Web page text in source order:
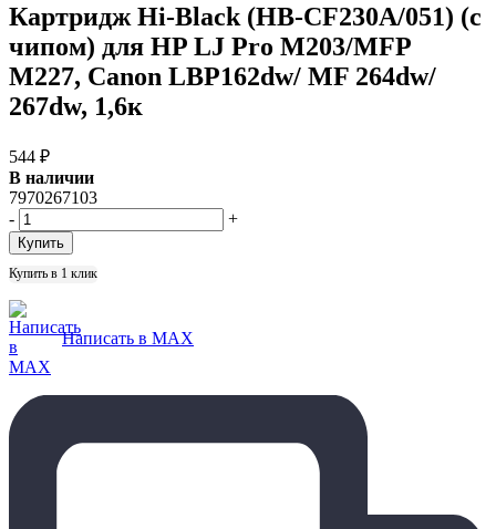
Картридж Hi-Black (HB-CF230A/051) (с
чипом) для HP LJ Pro M203/MFP
M227, Canon LBP162dw/ MF 264dw/
267dw, 1,6к
544 ₽
В наличии
7970267103
-
+
Купить в 1 клик
Написать в MAX